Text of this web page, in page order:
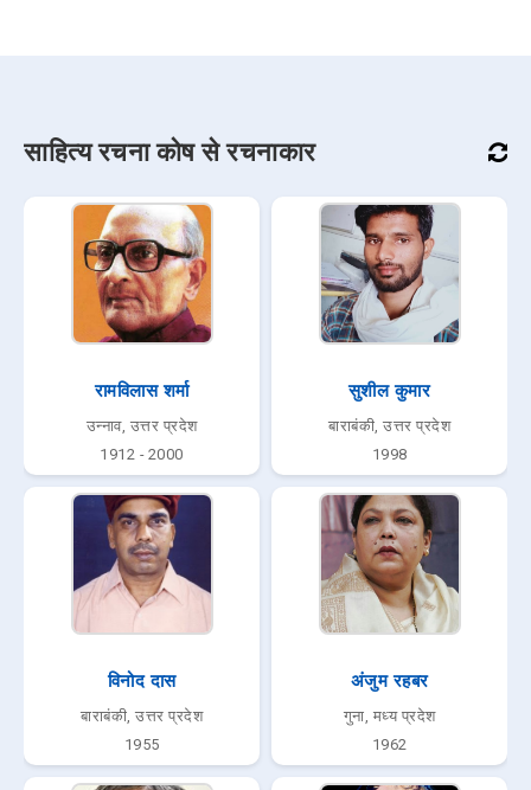
साहित्य रचना कोष से रचनाकार
रामविलास शर्मा
उन्नाव, उत्तर प्रदेश
1912 - 2000
सुशील कुमार
बाराबंकी, उत्तर प्रदेश
1998
विनोद दास
बाराबंकी, उत्तर प्रदेश
1955
अंजुम रहबर
गुना, मध्य प्रदेश
1962